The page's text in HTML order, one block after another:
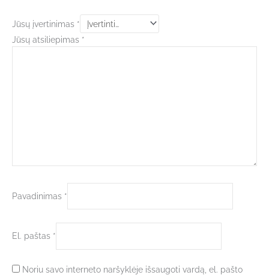
Jūsų įvertinimas *
Jūsų atsiliepimas *
Pavadinimas *
El. paštas *
Noriu savo interneto naršyklėje išsaugoti vardą, el. pašto